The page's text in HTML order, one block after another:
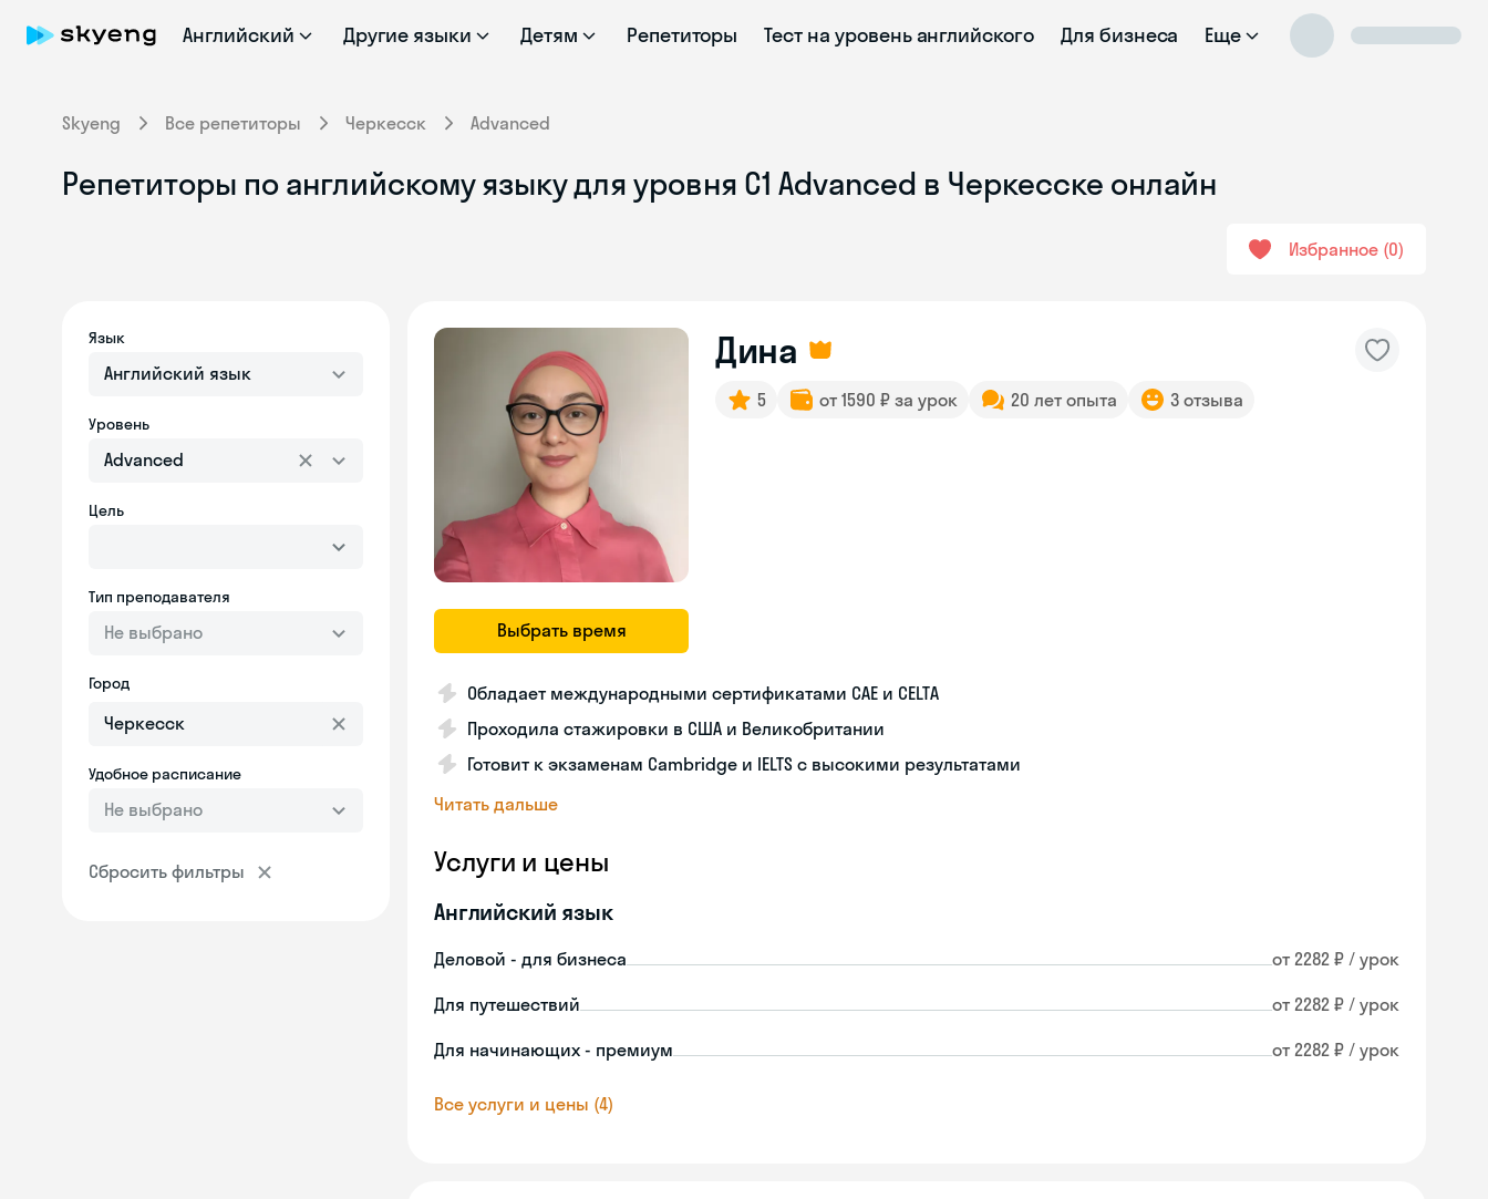
Английский Другие языки Детям Репетиторы Тест на уровень английского Для бизнеса Еще
Skyeng Все репетиторы Черкесск Advanced
Репетиторы по английскому языку для уровня C1 Advanced в Черкесске онлайн
Избранное 0
Язык
Английский язык
Уровень
Advanced
Цель
Тип преподавателя
Не выбрано
Город
Удобное расписание
Не выбрано
Сбросить фильтры
Выбрать время
Дина
5 от 1590 ₽ за урок 20 лет опыта 3 отзыва
Обладает международными сертификатами CAE и CELTA
Проходила стажировки в США и Великобритании
Готовит к экзаменам Cambridge и IELTS с высокими результатами
Читать дальше
Услуги и цены
Английский язык
Деловой - для бизнеса от 2282 ₽ / урок
Для путешествий от 2282 ₽ / урок
Для начинающих - премиум от 2282 ₽ / урок
Все услуги и цены (4)